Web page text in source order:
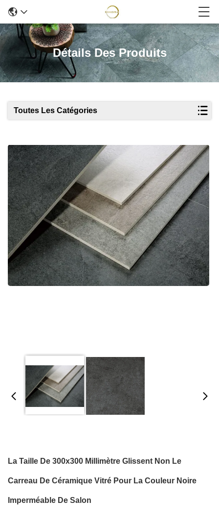
Détails Des Produits
Toutes Les Catégories
La Taille De 300x300 Millimètre Glissent Non Le
Carreau De Céramique Vitré Pour La Couleur Noire
Imperméable De Salon